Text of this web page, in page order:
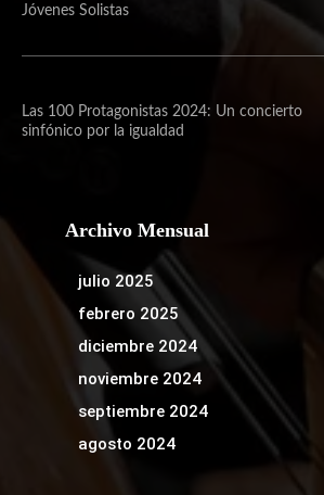
Jóvenes Solistas
Las 100 Protagonistas 2024: Un concierto
sinfónico por la igualdad
Archivo Mensual
julio 2025
febrero 2025
diciembre 2024
noviembre 2024
septiembre 2024
agosto 2024